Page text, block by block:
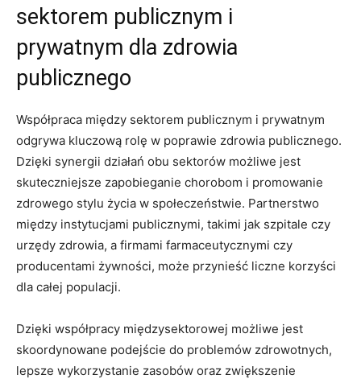
sektorem publicznym i ​
prywatnym dla⁣ zdrowia
publicznego
Współpraca między​ sektorem publicznym i prywatnym
odgrywa kluczową rolę w poprawie zdrowia publicznego.
Dzięki synergii działań obu sektorów możliwe jest
skuteczniejsze zapobieganie chorobom i promowanie
zdrowego ​stylu życia w społeczeństwie. Partnerstwo
między ‍instytucjami publicznymi, takimi jak szpitale czy
urzędy ⁢zdrowia, a firmami farmaceutycznymi czy
producentami żywności, może przynieść liczne ‍korzyści
dla ⁢całej populacji.
Dzięki‍ współpracy międzysektorowej⁤ możliwe jest
skoordynowane podejście do‌ problemów zdrowotnych,
lepsze wykorzystanie zasobów oraz zwiększenie